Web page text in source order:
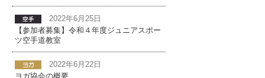
2022年6月25日
【参加者募集】令和４年度ジュニアスポー
ツ空手道教室
2022年6月22日